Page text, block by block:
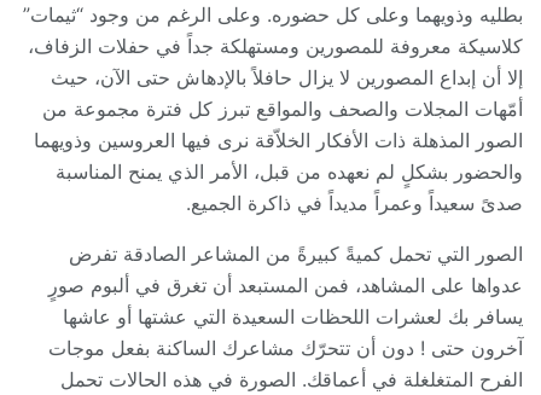
بطليه وذويهما وعلى كل حضوره. وعلى الرغم من وجود “ثيمات”
كلاسيكة معروفة للمصورين ومستهلكة جداً في حفلات الزفاف،
إلا أن إبداع المصورين لا يزال حافلاً بالإدهاش حتى الآن، حيث
أمّهات المجلات والصحف والمواقع تبرز كل فترة مجموعة من
الصور المذهلة ذات الأفكار الخلاّقة نرى فيها العروسين وذويهما
والحضور بشكلٍ لم نعهده من قبل، الأمر الذي يمنح المناسبة
صدىً سعيداً وعمراً مديداً في ذاكرة الجميع.
الصور التي تحمل كميةً كبيرةً من المشاعر الصادقة تفرض
عدواها على المشاهد، فمن المستبعد أن تغرق في ألبوم صورٍ
يسافر بك لعشرات اللحظات السعيدة التي عشتها أو عاشها
آخرون حتى ! دون أن تتحرّك مشاعرك الساكنة بفعل موجات
الفرح المتغلغلة في أعماقك. الصورة في هذه الحالات تحمل